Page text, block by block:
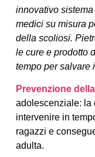
innovativo
medici su misura
della scoliosi.
le cure e prodotto
tempo per salvare
Prevenzione
adolescenziale: la
intervenire in
ragazzi e
adulta.